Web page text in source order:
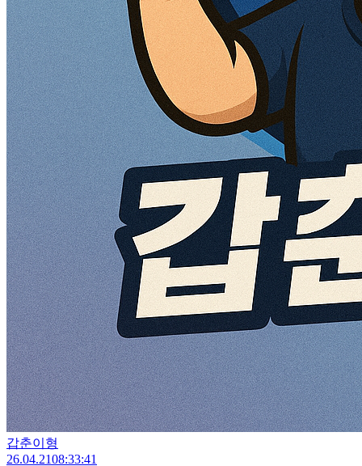
갑춘이형
26.04.2108:33:41